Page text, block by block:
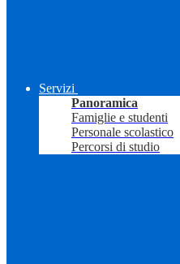
Servizi
Panoramica
Famiglie e studenti
Personale scolastico
Percorsi di studio